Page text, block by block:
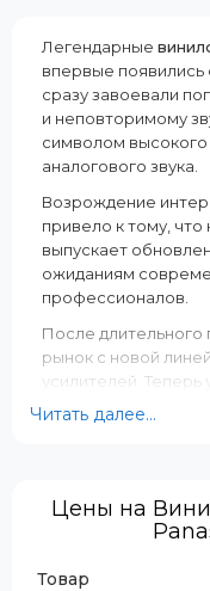
Япония
Комплектация:
Проигрыватель, Слипмат,
Подложка под слипмат,
Пылезащитная крышка,
Адаптер для пластинок EP,
Набор винтов для
Кабель PHONO, Кабель
заземления PHONO,
провод переменного
Руководство
Проигрыватель
Class
Легендарные
впервые
сразу завоевали
и неповторимому
символом высокого
аналогового звука.
Возрождение
привело к тому, что
выпускает
ожиданиям
профессионалов.
После
рынок с новой
усилителей. Теперь
классические
компонентов
гарантирует
Читать далее...
Цены на
Товар